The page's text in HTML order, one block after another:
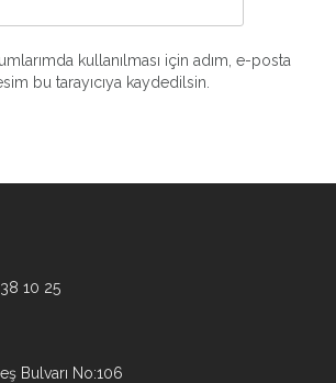
kullanılması için adım, e-posta
bu tarayıcıya kaydedilsin.
10 25
Bulvarı No:106